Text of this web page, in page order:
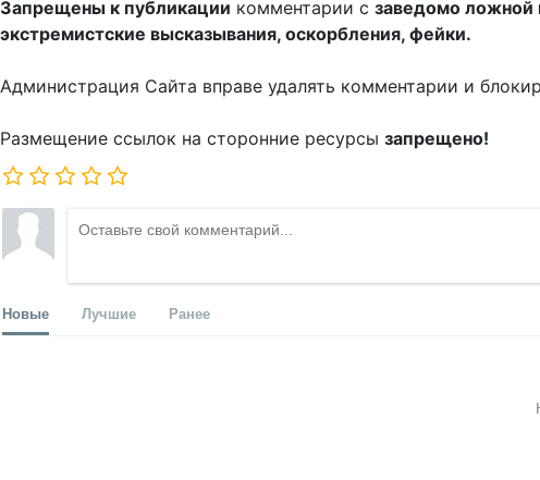
Запрещены к публикации комментарии с заведомо
экстремистские высказывания, оскорбления, фейки.
Администрация Сайта вправе удалять комментарии и
Размещение ссылок на сторонние ресурсы запрещено!
Новые Лучшие Ранее